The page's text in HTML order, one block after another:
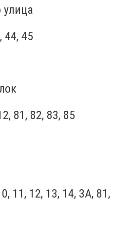
улица
44, 45
81, 82, 83, 85
11, 12, 13, 14, 3А, 81,